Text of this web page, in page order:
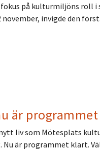
på kulturmiljöns roll i
november, invigde den
är
liv som Mötesplats
är programmet klart.